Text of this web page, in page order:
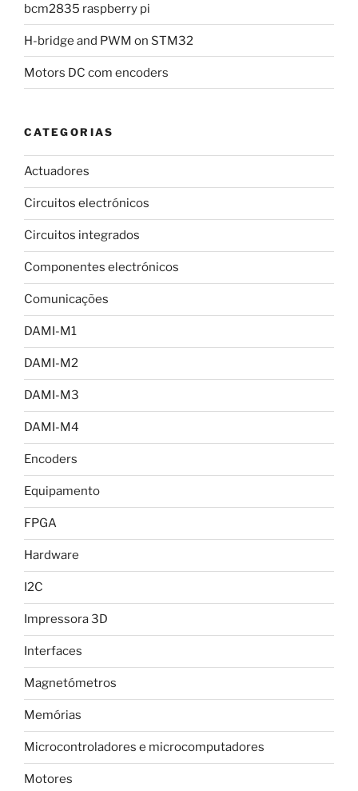
bcm2835 raspberry pi
H-bridge and PWM on STM32
Motors DC com encoders
CATEGORIAS
Actuadores
Circuitos electrónicos
Circuitos integrados
Componentes electrónicos
Comunicações
DAMI-M1
DAMI-M2
DAMI-M3
DAMI-M4
Encoders
Equipamento
FPGA
Hardware
I2C
Impressora 3D
Interfaces
Magnetómetros
Memórias
Microcontroladores e microcomputadores
Motores